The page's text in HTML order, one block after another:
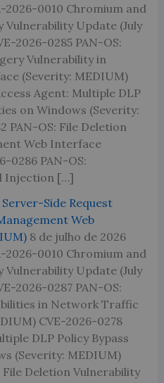
2026-0010 Chromium and
Update (July
2026-0285 PAN-OS:
Vulnerability in
(Severity: MEDIUM)
Agent: Multiple DLP
on Windows (Severity:
PAN-OS: File Deletion
Web Interface
0286 PAN-OS:
Injection […]
Side Request
Web
8 de julho de 2026
2026-0010 Chromium and
Update (July
2026-0287 PAN-OS:
in Network Traffic
CVE-2026-0278
DLP Policy Bypass
(Severity: MEDIUM)
File Deletion Vulnerability